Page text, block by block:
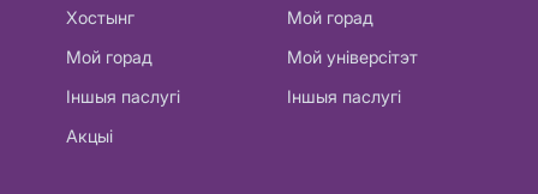
Хостынг
Мой горад
Іншыя паслугі
Акцыі
Мой горад
Мой універсітэт
Іншыя паслугі